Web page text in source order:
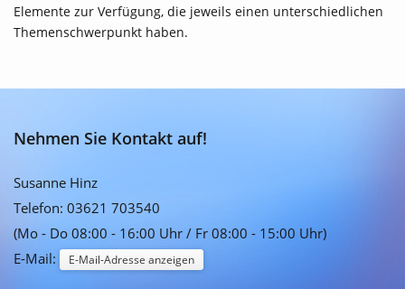
Elemente zur Verfügung, die jeweils einen unterschiedlichen
Themenschwerpunkt haben.
Nehmen Sie Kontakt auf!
Susanne Hinz
Telefon: 03621 703540
(Mo - Do 08:00 - 16:00 Uhr / Fr 08:00 - 15:00 Uhr)
E-Mail:
E-Mail-Adresse anzeigen